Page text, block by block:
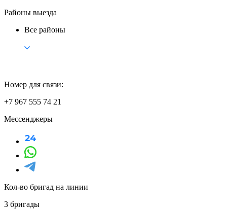
Районы выезда
Все районы
Номер для связи:
+7 967 555 74 21
Мессенджеры
Кол-во бригад на линии
3 бригады